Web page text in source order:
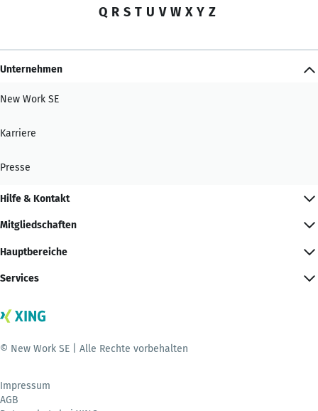
Q R S T U V W X Y Z
Unternehmen
New Work SE
Karriere
Presse
Hilfe & Kontakt
Mitgliedschaften
Hauptbereiche
Services
© New Work SE | Alle Rechte vorbehalten
Impressum
AGB